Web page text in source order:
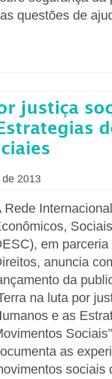
questões de
justiça
2013
Rede
em
anuncia
da
na luta por
e as
as
sociais